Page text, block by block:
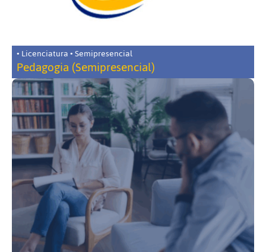
• Licenciatura • Semipresencial
Pedagogia (Semipresencial)